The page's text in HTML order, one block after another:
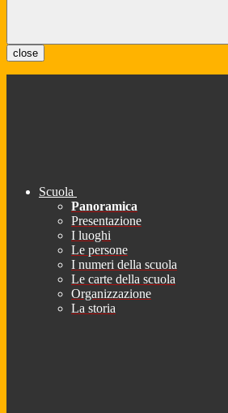
close
Scuola
Panoramica
Presentazione
I luoghi
Le persone
I numeri della scuola
Le carte della scuola
Organizzazione
La storia